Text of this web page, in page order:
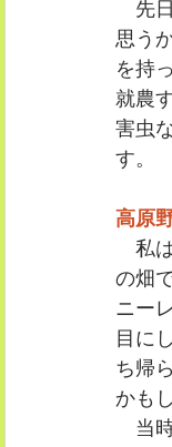
先日
思う
を持
就農
害虫
す。
高原
私は
の畑
ニー
目に
ち帰
かも
当時